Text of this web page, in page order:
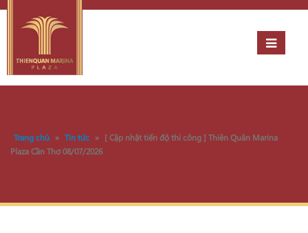
Trang chủ » Tin tức » [ Cập nhật tiến độ thi công ] Thiên Quân Marina
Plaza Cần Thơ 08/07/2026